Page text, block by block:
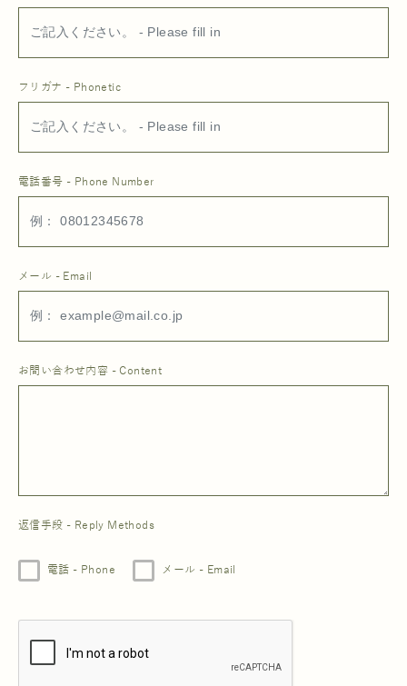
フリガナ - Phonetic
電話番号 - Phone Number
メール - Email
お問い合わせ内容 - Content
返信手段 - Reply Methods
電話 - Phone メール - Email